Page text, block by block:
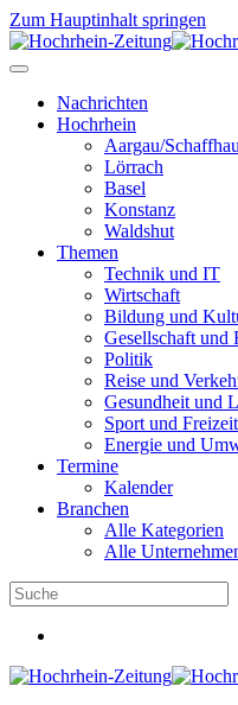
Zum Hauptinhalt springen
Nachrichten
Hochrhein
Aargau/
Lörrach
Basel
Konstanz
Waldshut
Themen
Technik und IT
Wirtschaft
Bildung und
Gesellschaft und
Politik
Reise und
Gesundheit und
Sport und Freizeit
Energie und
Termine
Kalender
Branchen
Alle Kategorien
Alle